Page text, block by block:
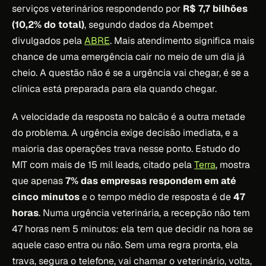
serviços veterinários respondendo por R$ 7,7 bilhões
(10,2% do total), segundo dados da Abempet
divulgados pelaABRE. Mais atendimento significa mais
chance de uma emergência cair no meio de um dia já
cheio. A questão não é se a urgência vai chegar, é se a
clínica está preparada para ela quando chegar.
A velocidade da resposta no balcão é a outra metade
do problema. A urgência exige decisão imediata, e a
maioria das operações trava nesse ponto. Estudo do
MIT com mais de 15 mil leads, citado pelaTerra, mostra
que apenas7% das empresas respondem em até
cinco minutose o tempo médio de resposta é de47
horas. Numa urgência veterinária, a recepção não tem
47 horas nem 5 minutos: ela tem que decidir na hora se
aquele caso entra ou não. Sem uma regra pronta, ela
trava, segura o telefone, vai chamar o veterinário, volta,